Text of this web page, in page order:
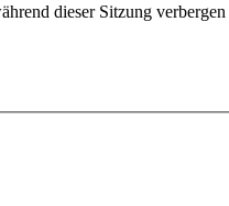
dieser Sitzung verbergen